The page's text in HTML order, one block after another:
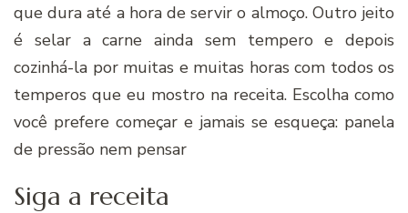
que dura até a hora de servir o almoço. Outro jeito
é selar a carne ainda sem tempero e depois
cozinhá-la por muitas e muitas horas com todos os
temperos que eu mostro na receita. Escolha como
você prefere começar e jamais se esqueça: panela
de pressão nem pensar
Siga a receita